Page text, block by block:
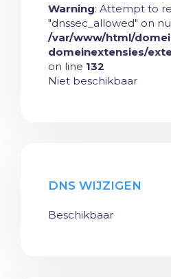
Warning: Attempt to
"dnssec_allowed" on
/var/www/html/
domeinextensies/
on line 132
Niet beschikbaar
DNS WIJZIGEN
Beschikbaar